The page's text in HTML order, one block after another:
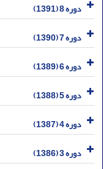
دوره 8 (1391)
دوره 7 (1390)
دوره 6 (1389)
دوره 5 (1388)
دوره 4 (1387)
دوره 3 (1386)